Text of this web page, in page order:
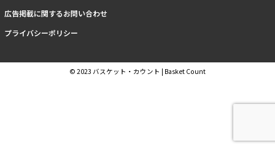
広告掲載に関するお問い合わせ
プライバシーポリシー
© 2023 バスケット・カウント | Basket Count